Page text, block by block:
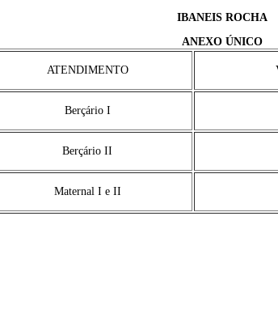
IBANEIS ROCHA
ANEXO ÚNICO
ATENDIMENTO
Berçário I
Berçário II
Maternal I e II